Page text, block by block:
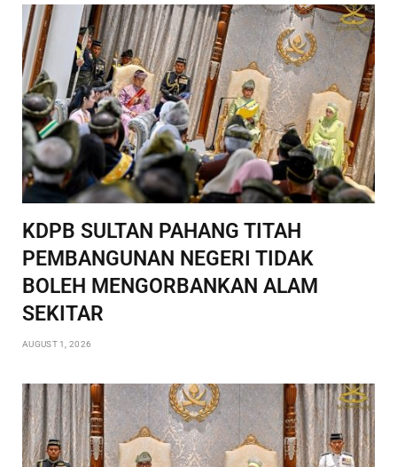
KDPB SULTAN PAHANG TITAH
PEMBANGUNAN NEGERI TIDAK
BOLEH MENGORBANKAN ALAM
SEKITAR
AUGUST 1, 2026